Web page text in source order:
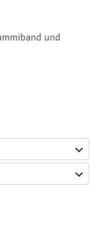
und